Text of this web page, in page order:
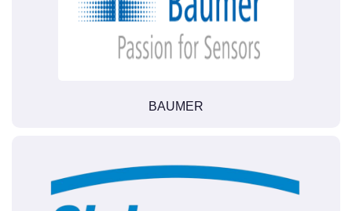
BAUMER